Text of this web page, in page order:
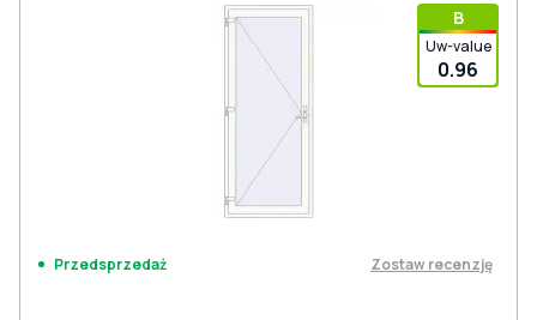
В
Uw-value
0.96
Przedsprzedaż Zostaw recenzję